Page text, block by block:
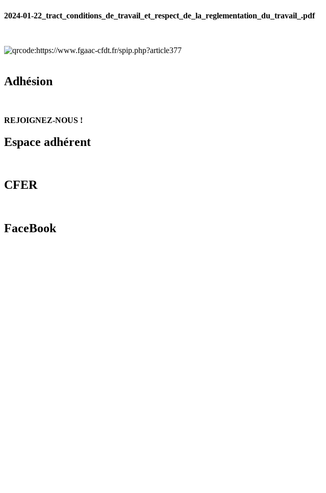
2024-01-22_tract_conditions_de_travail_et_respect_de_la_reglementation_du_travail_.pdf
Adhésion
REJOIGNEZ-NOUS !
Espace adhérent
CFER
FaceBook